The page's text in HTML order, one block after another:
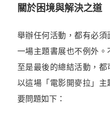
關於困境與解決之道
舉辦任何活動，都有必
一場主題書展也不例外
至是最後的總結活動，都
以這場「電影開麥拉」
要問題如下：